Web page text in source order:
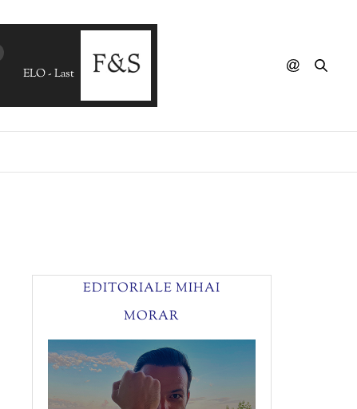
ELO - Last Train To London (DJ''S''ReWork)
EDITORIALE MIHAI
MORAR